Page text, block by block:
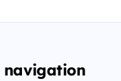
navigation